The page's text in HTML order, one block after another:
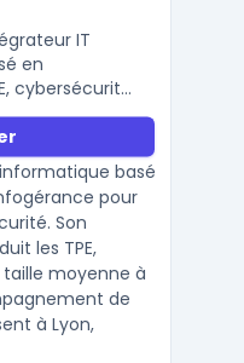
IT
en
cybersécurité,
ChatGPT
les
la protectionbasé
pour
Son
les TPE,
moyenne à
de
à Lyon,